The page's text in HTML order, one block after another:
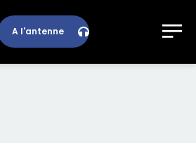
A l'antenne